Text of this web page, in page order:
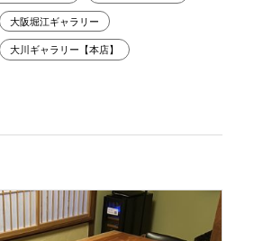
大阪堀江ギャラリー
大川ギャラリー【本店】